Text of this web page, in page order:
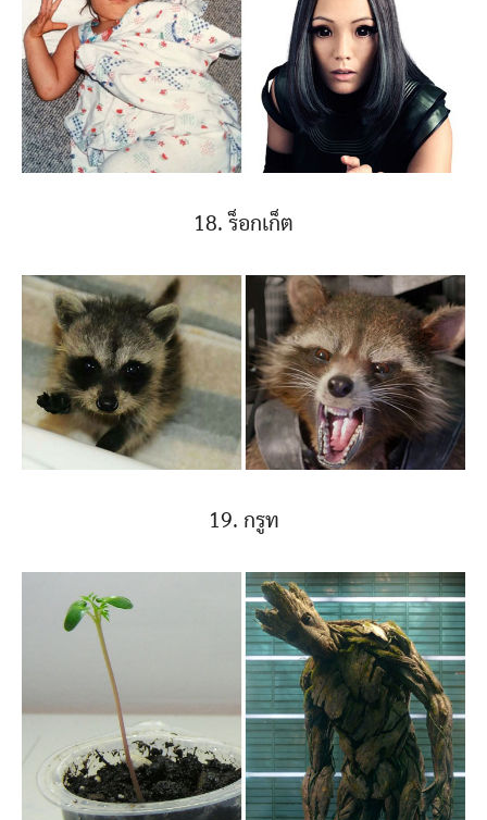
18. ร็อกเก็ต
19. กรูท